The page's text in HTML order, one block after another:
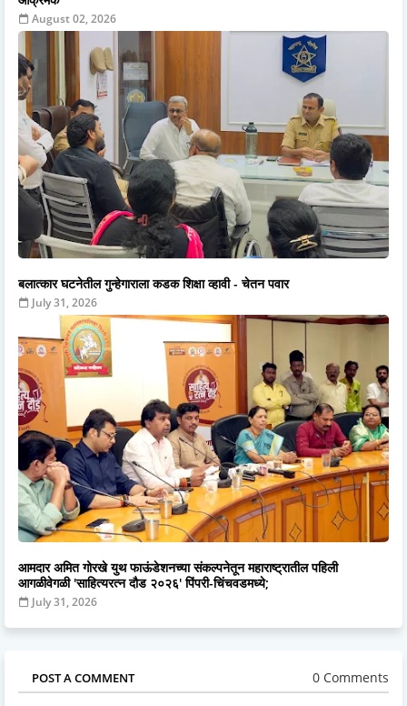
August 02, 2026
बलात्कार घटनेतील गुन्हेगाराला कडक शिक्षा व्हावी - चेतन पवार
July 31, 2026
आमदार अमित गोरखे युथ फाऊंडेशनच्या संकल्पनेतून महाराष्ट्रातील पहिली
आगळीवेगळी 'साहित्यरत्न दौड २०२६' पिंपरी-चिंचवडमध्ये;
July 31, 2026
POST A COMMENT 0 Comments